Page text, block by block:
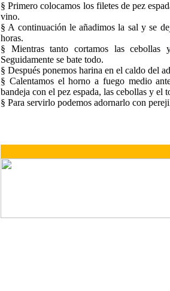
§ Primero colocamos los filetes de pez
vino.
§ A continuación le añadimos la sal y se
horas.
§ Mientras tanto cortamos las
Seguidamente se bate todo.
§ Después ponemos harina en el caldo del
§ Calentamos el horno a fuego medio
bandeja con el pez espada, las cebollas y el
§ Para servirlo podemos adornarlo con